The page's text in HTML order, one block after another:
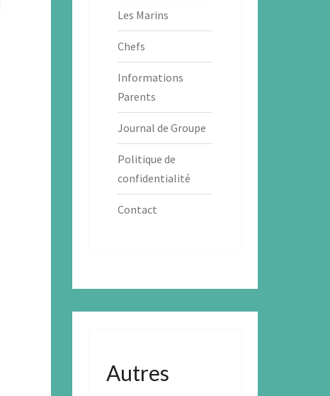
Les Marins
Chefs
Informations
Parents
Journal de Groupe
Politique de
confidentialité
Contact
Autres